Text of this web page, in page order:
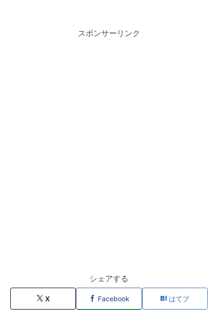
スポンサーリンク
シェアする
X Facebook はてブ